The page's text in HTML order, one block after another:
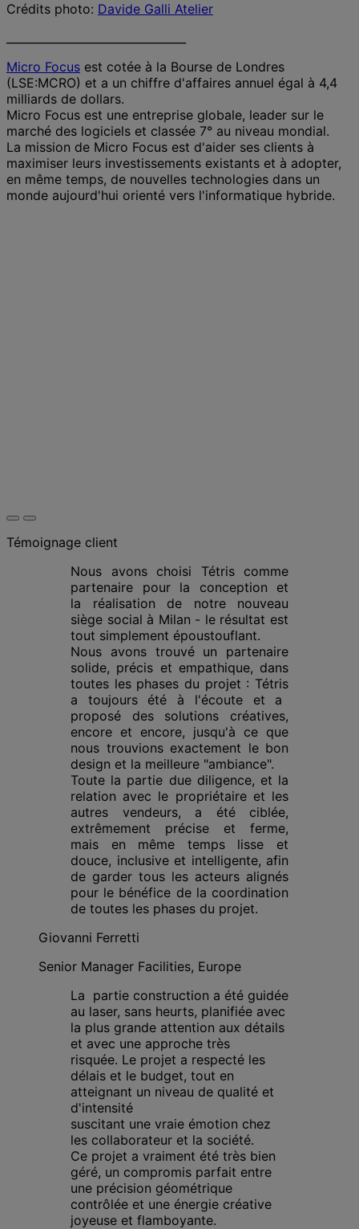
Crédits photo: Davide Galli Atelier
Micro Focus est cotée à la Bourse de Londres
(LSE:MCRO) et a un chiffre d'affaires annuel égal à 4,4
milliards de dollars.
Micro Focus est une entreprise globale, leader sur le
marché des logiciels et classée 7° au niveau mondial.
La mission de Micro Focus est d'aider ses clients à
maximiser leurs investissements existants et à adopter,
en même temps, de nouvelles technologies dans un
monde aujourd'hui orienté vers l'informatique hybride.
Témoignage client
Nous avons choisi Tétriscomme
partenaire pour la conception et
la réalisation de notre nouveau
siège social à Milan - le résultat est
tout simplement époustouflant.
Nous avons trouvé un partenaire
solide, précis et empathique, dans
toutes les phases du projet : Tétris
a toujours été à l'écoute et a
proposé des solutions créatives,
encore et encore, jusqu'à ce que
nous trouvions exactement le bon
design et la meilleure "ambiance".
Toute la partie due diligence, et la
relation avec le propriétaire et les
autres vendeurs, a été ciblée,
extrêmement précise et ferme,
mais en même temps lisse et
douce, inclusive et intelligente, afin
de garder tous les acteurs alignés
pour le bénéfice de la coordination
de toutes les phases du projet.
Giovanni Ferretti
Senior Manager Facilities, Europe
La partie construction a été guidée
au laser, sans heurts, planifiée avec
la plus grande attention aux détails
et avec une approche très
risquée. Le projet a respecté les
délais et le budget, tout en
atteignant un niveau de qualité et
d'intensité
suscitant une vraie émotion chez
les collaborateur et la société.
Ce projet a vraiment été très bien
géré, un compromis parfait entre
une précision géométrique
contrôlée et une énergie créative
joyeuse et flamboyante.